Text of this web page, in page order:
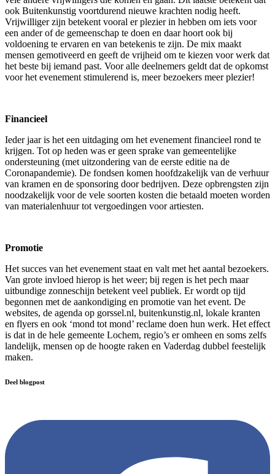
ook Buitenkunstig voortdurend nieuwe krachten nodig heeft.
Vrijwilliger zijn betekent vooral er plezier in hebben om iets voor
een ander of de gemeenschap te doen en daar hoort ook bij
voldoening te ervaren en van betekenis te zijn. De mix maakt
mensen gemotiveerd en geeft de vrijheid om te kiezen voor werk dat
het beste bij iemand past. Voor alle deelnemers geldt dat de opkomst
voor het evenement stimulerend is, meer bezoekers meer plezier!
Financieel
Ieder jaar is het een uitdaging om het evenement financieel rond te
krijgen. Tot op heden was er geen sprake van gemeentelijke
ondersteuning (met uitzondering van de eerste editie na de
Coronapandemie). De fondsen komen hoofdzakelijk van de verhuur
van kramen en de sponsoring door bedrijven. Deze opbrengsten zijn
noodzakelijk voor de vele soorten kosten die betaald moeten worden
van materialenhuur tot vergoedingen voor artiesten.
Promotie
Het succes van het evenement staat en valt met het aantal bezoekers.
Van grote invloed hierop is het weer; bij regen is het pech maar
uitbundige zonneschijn betekent veel publiek. Er wordt op tijd
begonnen met de aankondiging en promotie van het event. De
websites, de agenda op gorssel.nl, buitenkunstig.nl, lokale kranten
en flyers en ook ‘mond tot mond’ reclame doen hun werk. Het effect
is dat in de hele gemeente Lochem, regio’s er omheen en soms zelfs
landelijk, mensen op de hoogte raken en Vaderdag dubbel feestelijk
maken.
Deel blogpost